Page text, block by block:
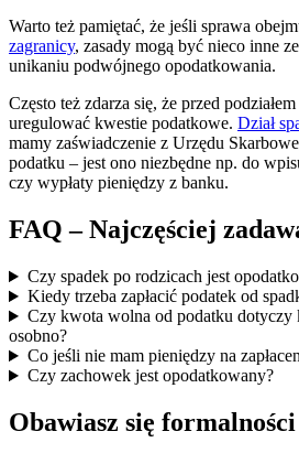
Warto też pamiętać, że jeśli sprawa
zagranicy, zasady mogą być nieco inne
unikaniu podwójnego opodatkowania.
Często też zdarza się, że przed
uregulować kwestie podatkowe. Dział
mamy zaświadczenie z Urzędu
podatku – jest ono niezbędne np. do
czy wypłaty pieniędzy z banku.
FAQ – Najczęściej
Czy spadek po rodzicach jest
Kiedy trzeba zapłacić podatek od
Czy kwota wolna od podatku dotyczy
osobno?
Co jeśli nie mam pieniędzy na
Czy zachowek jest opodatkowany?
Obawiasz się